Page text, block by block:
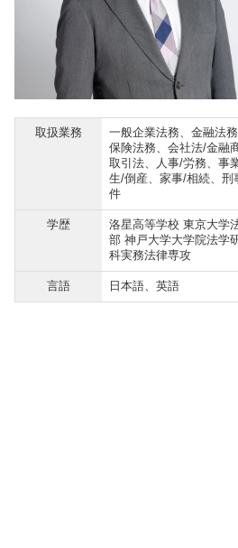
取扱業務
一般企業法務、金融法務
保険法務、会社法/金融
取引法、人事/労務、事
生/倒産、家事/相続、刑
件
学歴
洛星高等学校 東京大学
部 神戸大学大学院法学
科実務法律専攻
言語 日本語、英語